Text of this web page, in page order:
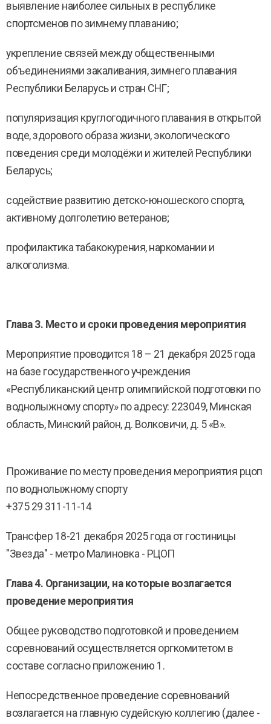
выявление наиболее сильных в республике
спортсменов по зимнему плаванию;
укрепление связей между общественными
объединениями закаливания, зимнего плавания
Республики Беларусь и стран СНГ;
популяризация круглогодичного плавания в открытой
воде, здорового образа жизни, экологического
поведения среди молодёжи и жителей Республики
Беларусь;
содействие развитию детско-юношеского спорта,
активному долголетию ветеранов;
профилактика табакокурения, наркомании и
алкоголизма.
Глава 3. Место и сроки проведения мероприятия
Мероприятие проводится 18 – 21 декабря 2025 года
на базе государственного учреждения
«Республиканский центр олимпийской подготовки по
воднолыжному спорту» по адресу: 223049, Минская
область, Минский район, д. Волковичи, д. 5 «В».
Проживание по месту проведения мероприятия рцоп
по воднолыжному спорту
+375 29 311-11-14
Трансфер 18-21 декабря 2025 года от гостиницы
"Звезда" - метро Малиновка - РЦОП
Глава 4. Организации, на которые возлагается
проведение мероприятия
Общее руководство подготовкой и проведением
соревнований осуществляется оргкомитетом в
составе согласно приложению 1.
Непосредственное проведение соревнований
возлагается на главную судейскую коллегию (далее -